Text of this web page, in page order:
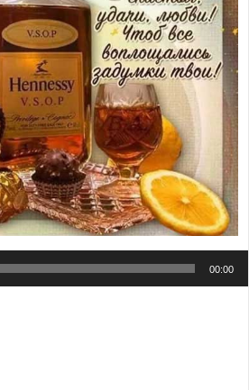
00:00